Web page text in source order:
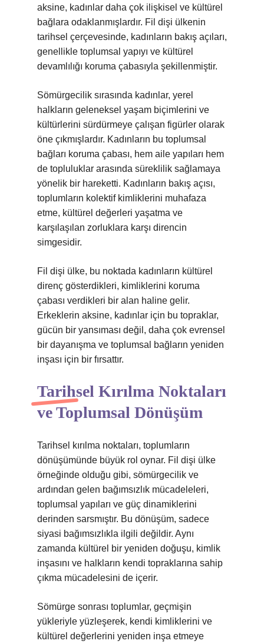
aksine, kadınlar daha çok ilişkisel ve kültürel
bağlara odaklanmışlardır. Fil dişi ülkenin
tarihsel çerçevesinde, kadınların bakış açıları,
genellikle toplumsal yapıyı ve kültürel
devamlılığı koruma çabasıyla şekillenmiştir.
Sömürgecilik sırasında kadınlar, yerel
halkların geleneksel yaşam biçimlerini ve
kültürlerini sürdürmeye çalışan figürler olarak
öne çıkmışlardır. Kadınların bu toplumsal
bağları koruma çabası, hem aile yapıları hem
de topluluklar arasında süreklilik sağlamaya
yönelik bir hareketti. Kadınların bakış açısı,
toplumların kolektif kimliklerini muhafaza
etme, kültürel değerleri yaşatma ve
karşılaşılan zorluklara karşı direncin
simgesidir.
Fil dişi ülke, bu noktada kadınların kültürel
direnç gösterdikleri, kimliklerini koruma
çabası verdikleri bir alan haline gelir.
Erkeklerin aksine, kadınlar için bu topraklar,
gücün bir yansıması değil, daha çok evrensel
bir dayanışma ve toplumsal bağların yeniden
inşası için bir fırsattır.
Tarihsel Kırılma Noktaları
ve Toplumsal Dönüşüm
Tarihsel kırılma noktaları, toplumların
dönüşümünde büyük rol oynar. Fil dişi ülke
örneğinde olduğu gibi, sömürgecilik ve
ardından gelen bağımsızlık mücadeleleri,
toplumsal yapıları ve güç dinamiklerini
derinden sarsmıştır. Bu dönüşüm, sadece
siyasi bağımsızlıkla ilgili değildir. Aynı
zamanda kültürel bir yeniden doğuşu, kimlik
inşasını ve halkların kendi topraklarına sahip
çıkma mücadelesini de içerir.
Sömürge sonrası toplumlar, geçmişin
yükleriyle yüzleşerek, kendi kimliklerini ve
kültürel değerlerini yeniden inşa etmeye